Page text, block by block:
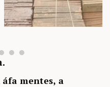
mentes, a